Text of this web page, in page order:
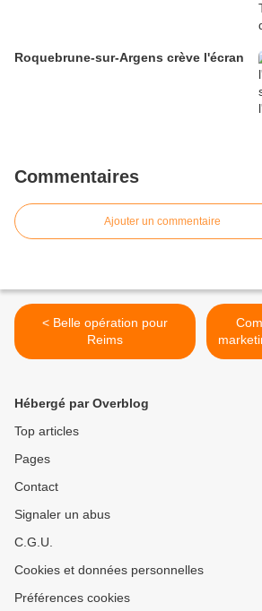
Roquebrune-sur-Argens crève l'écran
Commentaires
Ajouter un commentaire
< Belle opération pour
Reims
Hébergé par Overblog
Top articles
Pages
Contact
Signaler un abus
C.G.U.
Cookies et données personnelles
Préférences cookies